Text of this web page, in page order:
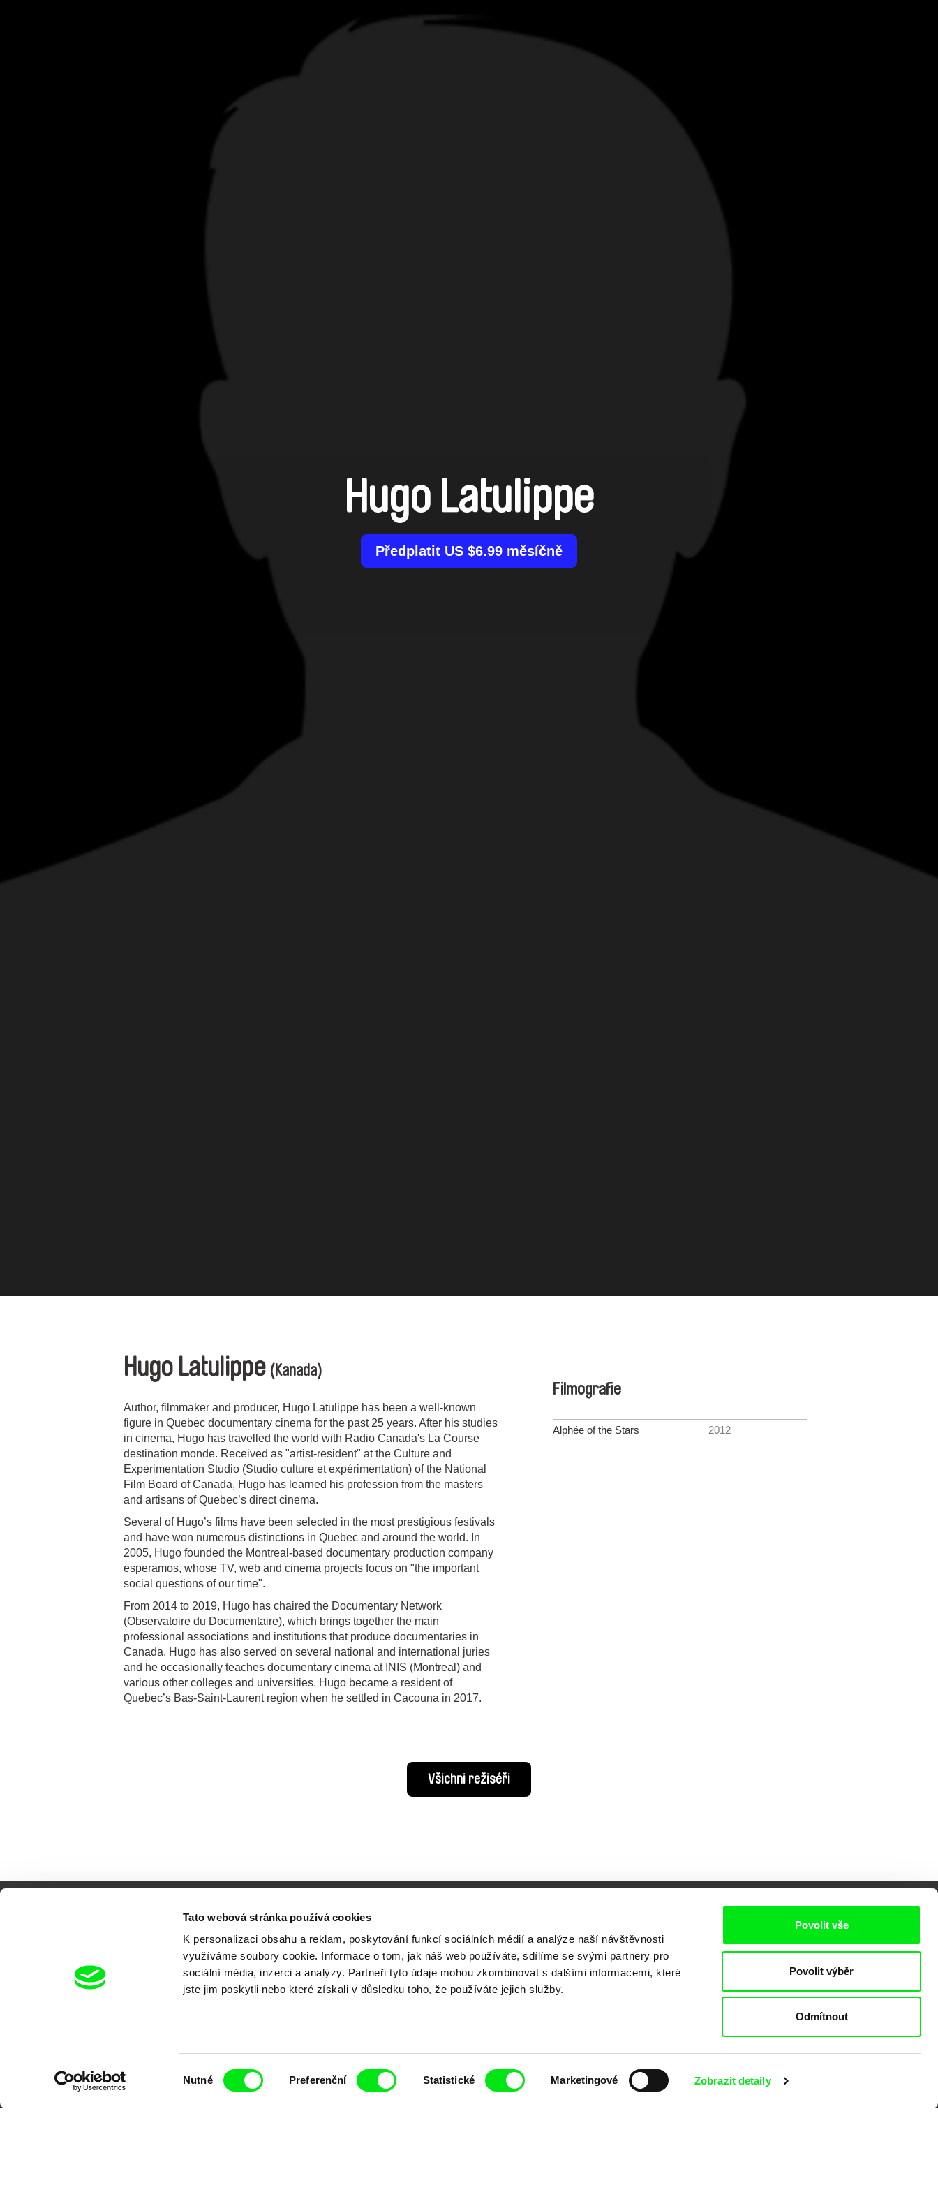
Tato webová stránka používá cookies
K personalizaci obsahu a reklam, poskytování funkcí sociálních médií a analýze naší návštěvnosti
využíváme soubory cookie. Informace o tom, jak náš web používáte, sdílíme se svými partnery pro
sociální média, inzerci a analýzy. Partneři tyto údaje mohou zkombinovat s dalšími informacemi, které
jste jim poskytli nebo které získali v důsledku toho, že používáte jejich služby.
Nutné Preferenční Statistické Marketingové Zobrazit detaily
Povolit vše
Povolit výběr
Odmítnout
Hugo Latulippe
Předplatit US $6.99 měsíčně
Hugo Latulippe (Kanada)
Author, filmmaker and producer, Hugo Latulippe has been a well-known
figure in Quebec documentary cinema for the past 25 years. After his studies
in cinema, Hugo has travelled the world with Radio Canada's La Course
destination monde. Received as "artist-resident" at the Culture and
Experimentation Studio (Studio culture et expérimentation) of the National
Film Board of Canada, Hugo has learned his profession from the masters
and artisans of Quebec’s direct cinema.
Several of Hugo’s films have been selected in the most prestigious festivals
and have won numerous distinctions in Quebec and around the world. In
2005, Hugo founded the Montreal-based documentary production company
esperamos, whose TV, web and cinema projects focus on "the important
social questions of our time".
From 2014 to 2019, Hugo has chaired the Documentary Network
(Observatoire du Documentaire), which brings together the main
professional associations and institutions that produce documentaries in
Canada. Hugo has also served on several national and international juries
and he occasionally teaches documentary cinema at INIS (Montreal) and
various other colleges and universities. Hugo became a resident of
Quebec’s Bas-Saint-Laurent region when he settled in Cacouna in 2017.
Filmografie
Alphée of the Stars 2012
Všichni režiséři
Vaše online
Nové festivalové filmy
každý týden